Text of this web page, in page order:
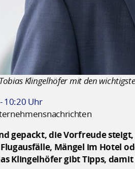
Klingelhöfer mit den
10:20 Uhr
gepackt, die Vorfreude
Mängel im Hotel
Klingelhöfer gibt Tipps,